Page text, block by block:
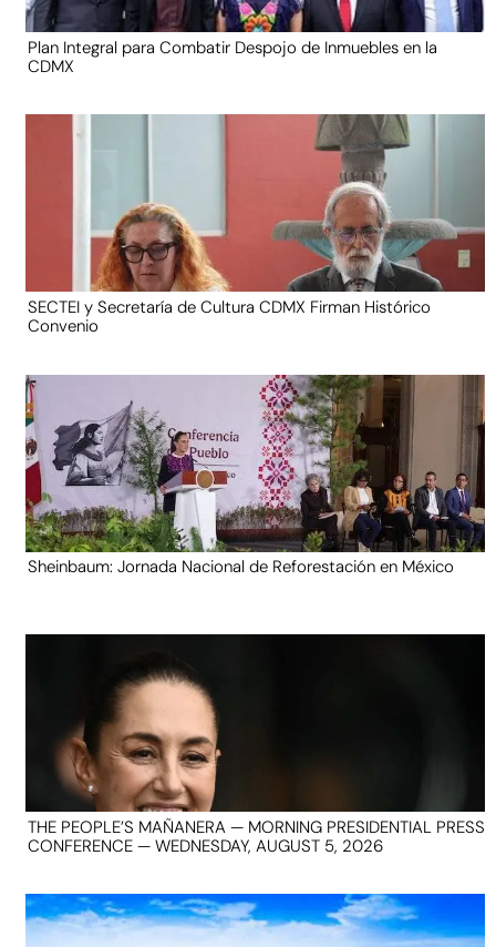
Plan Integral para Combatir Despojo de Inmuebles en la
CDMX
SECTEI y Secretaría de Cultura CDMX Firman Histórico
Convenio
Sheinbaum: Jornada Nacional de Reforestación en México
THE PEOPLE’S MAÑANERA — MORNING PRESIDENTIAL PRESS
CONFERENCE — WEDNESDAY, AUGUST 5, 2026